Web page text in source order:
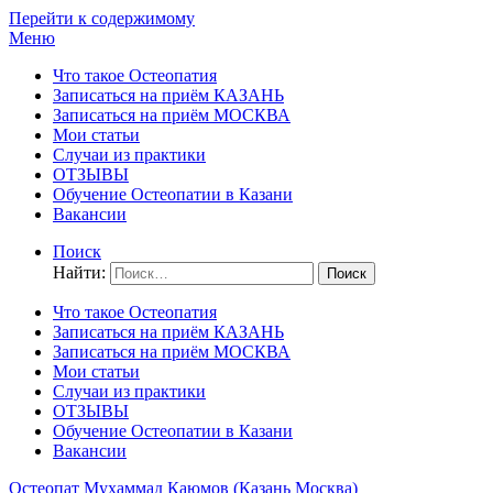
Перейти к содержимому
Меню
Что такое Остеопатия
Записаться на приём КАЗАНЬ
Записаться на приём МОСКВА
Мои статьи
Случаи из практики
ОТЗЫВЫ
Обучение Остеопатии в Казани
Вакансии
Поиск
Найти:
Что такое Остеопатия
Записаться на приём КАЗАНЬ
Записаться на приём МОСКВА
Мои статьи
Случаи из практики
ОТЗЫВЫ
Обучение Остеопатии в Казани
Вакансии
Остеопат Мухаммад Каюмов (Казань Москва)